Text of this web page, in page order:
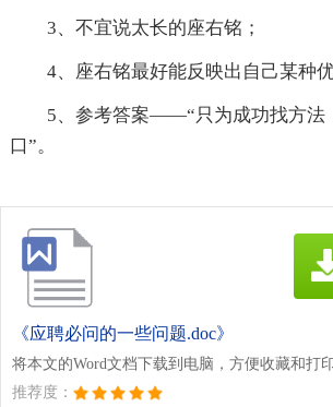
3、不宜说太长的座右铭；
4、座右铭最好能反映出自己某种
5、参考答案――“只为成功找方法
口”。
《应聘必问的一些问题.doc》
将本文的Word文档下载到电脑，方便收藏和打
推荐度：